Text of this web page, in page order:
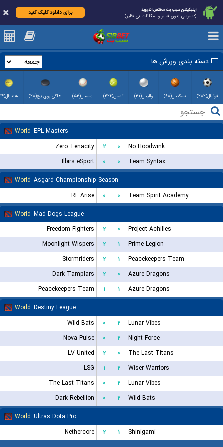
اپلیکیشن سیب بت مختص اندروید
(دسترسی بدون فیلتر و امکانات بی نظیر)
برای دانلود کلیک کنید
دسته بندی ورزش ها
فوتبال(۲۸۲) بسکتبال(۶۸) والیبال(۳۰) تنیس(۲۲۴) بیسبال(۵۳) هاکی روی یخ(۲۸) هندبال(۱۴)
World EPL Masters
Zero Tenacity
۲ ۰
No Hoodwink
Ilbirs eSport
۰ ۰
Team Syntax
World Asgard Championship Season
RE.Arise
۰ ۰
Team Spirit Academy
World Mad Dogs League
Freedom Fighters
۲ ۰
Project Achilles
Moonlight Wispers
۲ ۱
Prime Legion
Stormriders
۲ ۱
Peacekeepers Team
Dark Tamplars
۲ ۰
Azure Dragons
Peacekeepers Team
۱ ۱
Azure Dragons
World Destiny League
Wild Bats
۰ ۲
Lunar Vibes
Nova Pulse
۰ ۲
Night Force
LV United
۲ ۰
The Last Titans
LSG
۱ ۲
Wiser Warriors
The Last Titans
۰ ۲
Lunar Vibes
Dark Rebellion
۰ ۲
Wild Bats
World Ultras Dota Pro
Nethercore
۲ ۱ Shinigami